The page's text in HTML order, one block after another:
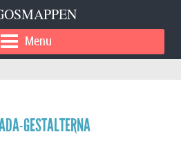
Menu
GESTALTERNA